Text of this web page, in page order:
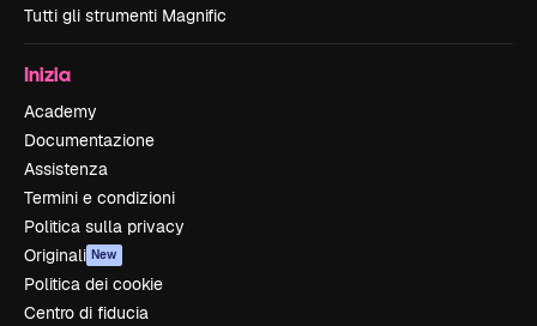
Tutti gli strumenti Magnific
Inizia
Academy
Documentazione
Assistenza
Termini e condizioni
Politica sulla privacy
Originali New
Politica dei cookie
Centro di fiducia